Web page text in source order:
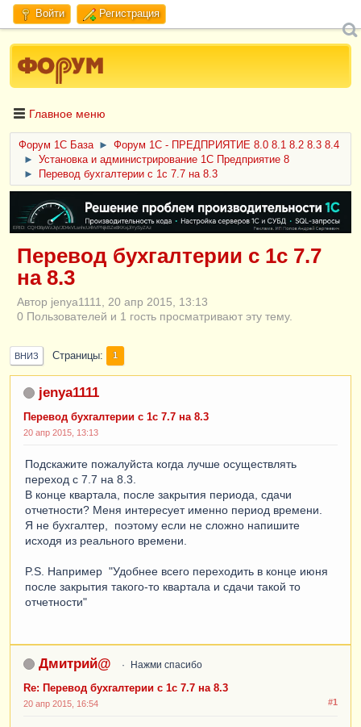
Войти Регистрация
Главное меню
Форум 1C База ►
Форум 1С - ПРЕДПРИЯТИЕ 8.0 8.1 8.2 8.3 8.4
►
Установка и администрирование 1С Предприятие 8
►
Перевод бухгалтерии с 1с 7.7 на 8.3
ERID: CQH36pWzJqVJD4xVLsnhcU4hVPNjkBZe8KKxjJiYySyZAz
Перевод бухгалтерии с 1с 7.7
на 8.3
Автор jenya1111, 20 апр 2015, 13:13
0 Пользователей и 1 гость просматривают эту тему.
ВНИЗ Страницы 1
jenya1111
Перевод бухгалтерии с 1с 7.7 на 8.3
20 апр 2015, 13:13
Подскажите пожалуйста когда лучше осуществлять
переход с 7.7 на 8.3.
В конце квартала, после закрытия периода, сдачи
отчетности? Меня интересует именно период времени.
Я не бухгалтер, поэтому если не сложно напишите
исходя из реального времени.
P.S. Например "Удобнее всего переходить в конце июня
после закрытия такого-то квартала и сдачи такой то
отчетности"
Дмитрий@ Нажми спасибо
Re: Перевод бухгалтерии с 1с 7.7 на 8.3
#1
20 апр 2015, 16:54